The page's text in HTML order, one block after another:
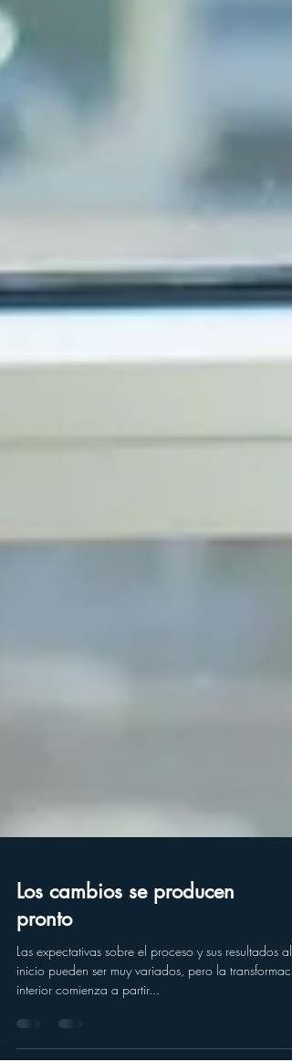
Los cambios se producen
pronto
Las expectativas sobre el proceso y sus resultados al
inicio pueden ser muy variados, pero la